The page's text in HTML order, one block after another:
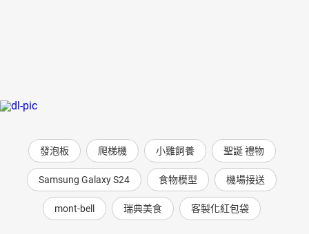
發泡板 爬梯機 小雞飼養 聖誕 禮物
Samsung Galaxy S24 食物模型 機場接送
mont-bell 瑞典美食 客製化紅包袋